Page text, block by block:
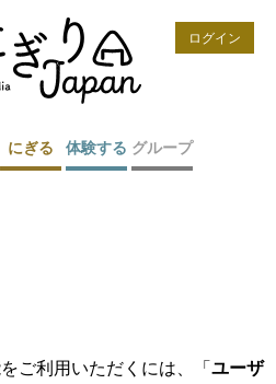
ログイン
にぎる 体験する グループ
ご利用いただくには、「ユーザ